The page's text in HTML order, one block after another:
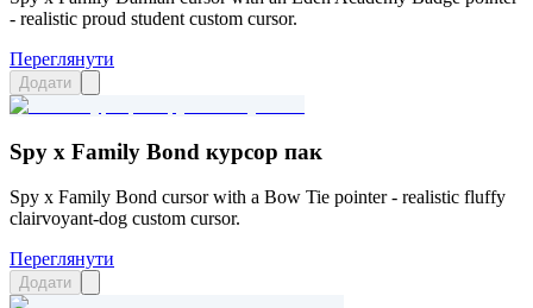
- realistic proud student custom cursor.
Переглянути
Додати
Spy x Family Bond курсор пак
Spy x Family Bond cursor with a Bow Tie pointer - realistic fluffy
clairvoyant-dog custom cursor.
Переглянути
Додати